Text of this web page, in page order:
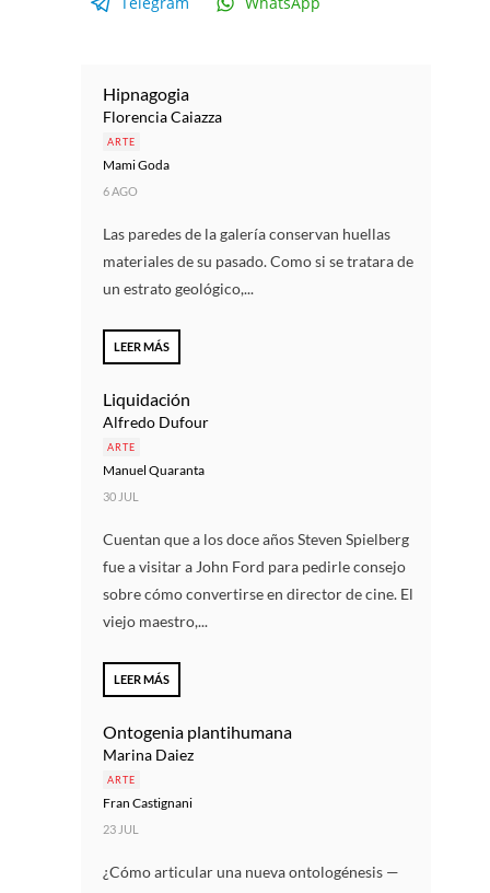
Hipnagogia
Florencia Caiazza
ARTE
Mami Goda
6 AGO
Las paredes de la galería conservan huellas
materiales de su pasado. Como si se tratara de
un estrato geológico,...
LEER MÁS
Liquidación
Alfredo Dufour
ARTE
Manuel Quaranta
30 JUL
Cuentan que a los doce años Steven Spielberg
fue a visitar a John Ford para pedirle consejo
sobre cómo convertirse en director de cine. El
viejo maestro,...
LEER MÁS
Ontogenia plantihumana
Marina Daiez
ARTE
Fran Castignani
23 JUL
¿Cómo articular una nueva ontologénesis —